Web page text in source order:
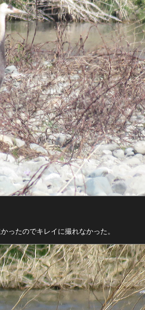
ったのでキレイに撮れなかった。